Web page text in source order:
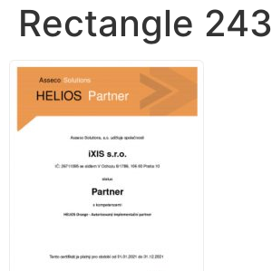
Rectangle 243